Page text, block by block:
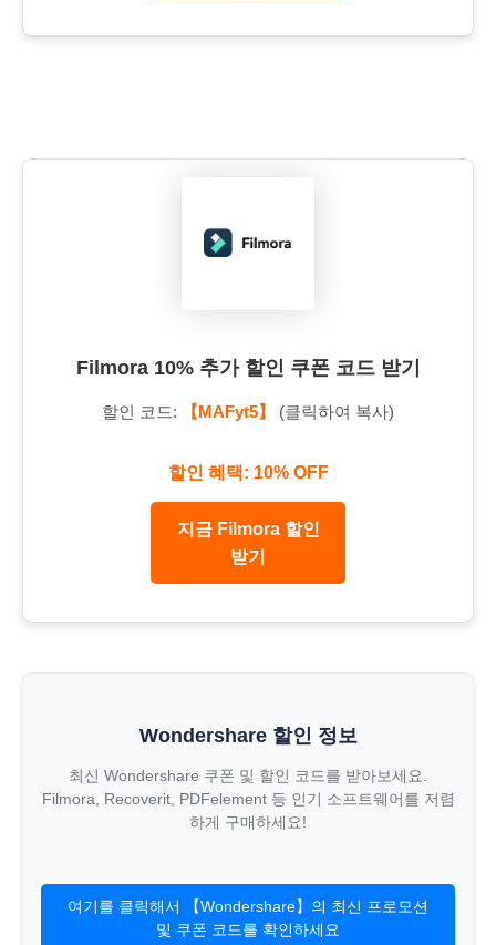
Filmora 10% 추가 할인 쿠폰 코드 받기
할인 코드: 【MAFyt5】 (클릭하여 복사)
할인 혜택: 10% OFF
지금 Filmora 할인
받기
Wondershare 할인 정보
최신 Wondershare 쿠폰 및 할인 코드를 받아보세요.
Filmora, Recoverit, PDFelement 등 인기 소프트웨어를 저렴
하게 구매하세요!
여기를 클릭해서 【Wondershare】의 최신 프로모션
및 쿠폰 코드를 확인하세요